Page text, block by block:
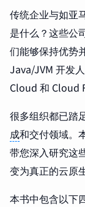
传统企业与如亚
是什么？这些公
们能够保持优势
Java/JVM 开发
Cloud 和 Cloud
很多组织都已踏
成和交付领域。
带您深入研究这
变为真正的云原
本书中包含以下